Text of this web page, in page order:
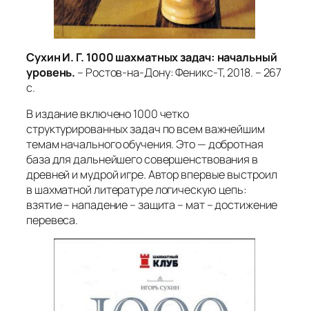
Сухин И. Г. 1000 шахматных задач: начальный
уровень. – Ростов-на-Дону: Феникс-Т, 2018. – 267
с.
В издание включено 1000 четко
структурированных задач по всем важнейшим
темам начального обучения. Это — добротная
база для дальнейшего совершенствования в
древней и мудрой игре. Автор впервые выстроил
в шахматной литературе логическую цепь:
взятие – нападение – защита – мат – достижение
перевеса.